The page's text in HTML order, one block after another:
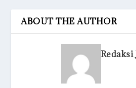
ABOUT THE AUTHOR